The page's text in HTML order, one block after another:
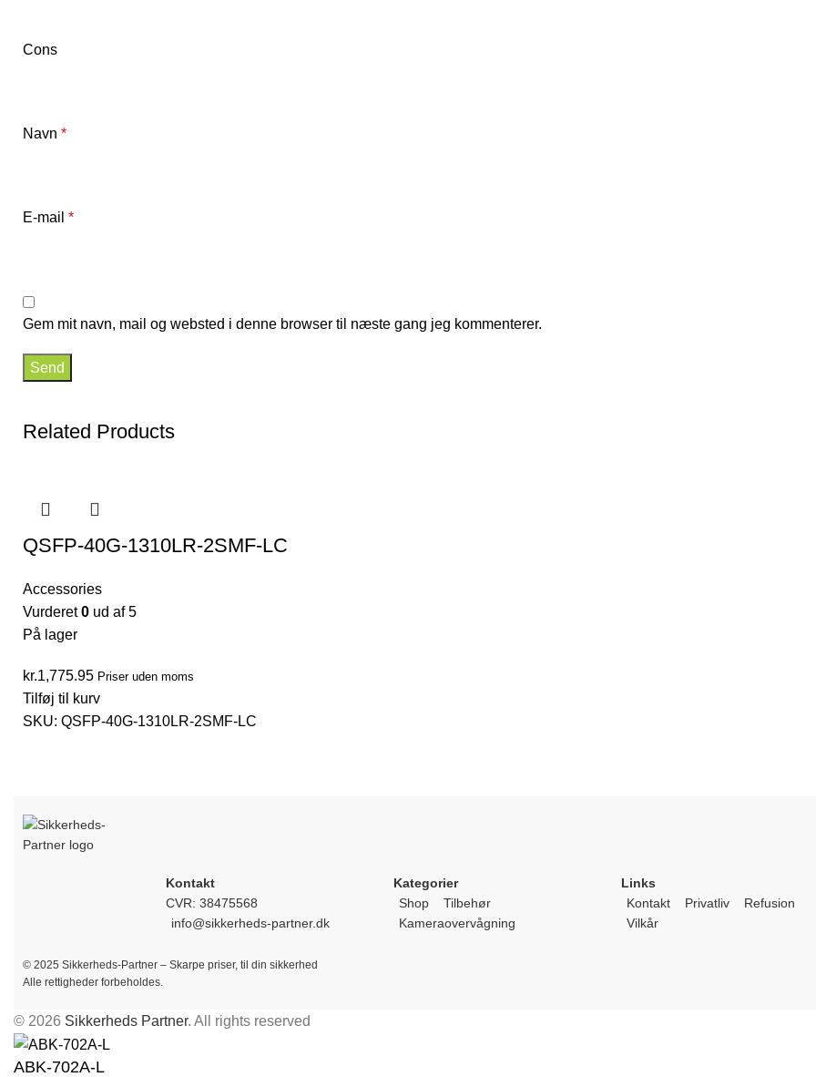
Cons
Navn *
E-mail *
Gem mit navn, mail og websted i denne browser til næste gang jeg kommenterer.
Related Products
QSFP-40G-1310LR-2SMF-LC
Accessories
Vurderet0 ud af 5
På lager
kr.1,775.95 Priser uden moms
Tilføj til kurv
SKU: QSFP-40G-1310LR-2SMF-LC
Kontakt
CVR: 38475568
info@sikkerheds-partner.dk
Kategorier
Shop
Tilbehør
Kameraovervågning
Links
Kontakt
Privatliv
Refusion
Vilkår
© 2025 Sikkerheds-Partner – Skarpe priser, til din sikkerhed
Alle rettigheder forbeholdes.
© 2026 Sikkerheds Partner. All rights reserved
ABK-702A-L